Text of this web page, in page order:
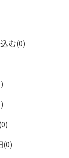
む(0)
(0)
(0)